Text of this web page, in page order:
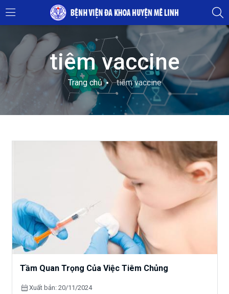
tiêm vaccine
Trang chủ tiêm vaccine
Tầm Quan Trọng Của Việc Tiêm Chủng
calendar_month Xuất bản: 20/11/2024